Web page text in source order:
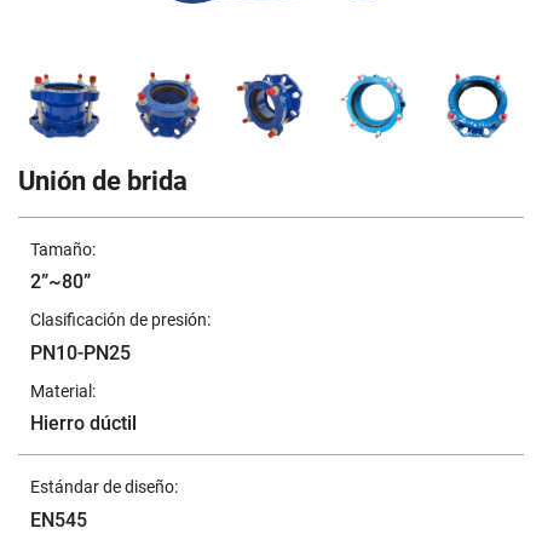
Unión de brida
Tamaño:
2”~80”
Clasificación de presión:
PN10-PN25
Material:
Hierro dúctil
Estándar de diseño:
EN545